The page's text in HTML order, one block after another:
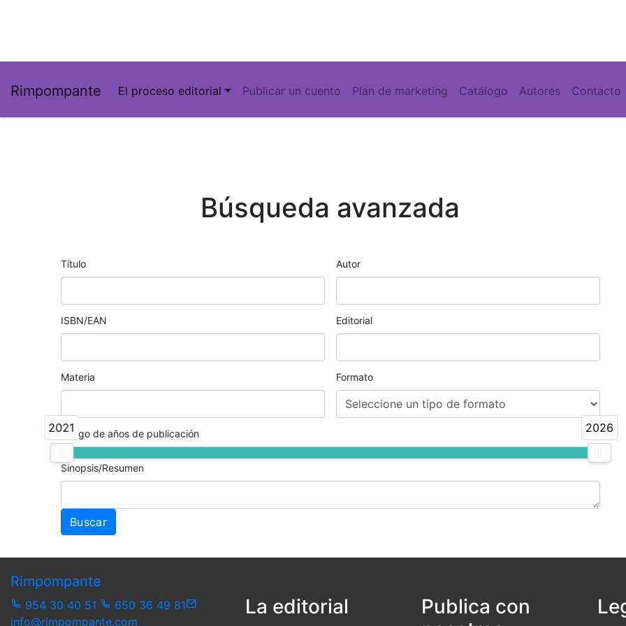
Rimpompante El proceso editorial Publicar un cuento Plan de marketing Catálogo Autores Contacto
Búsqueda avanzada
Título Autor
ISBN/EAN Editorial
Materia Formato
Rango de años de publicación
2021 2026
Sinopsis/Resumen
Rimpompante
954 30 40 51
650 36 49 81
info@rimpompante.com
La editorial
Publica con